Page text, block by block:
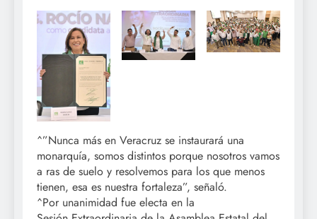
^”Nunca más en Veracruz se instaurará una
monarquía, somos distintos porque nosotros vamos
a ras de suelo y resolvemos para los que menos
tienen, esa es nuestra fortaleza”, señaló.
^Por unanimidad fue electa en la